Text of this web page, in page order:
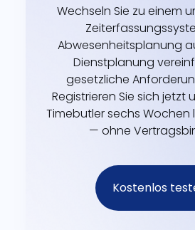
Wechseln Sie zu einem
Abwesenheitsplanung
Dienstplanung
gesetzliche
Registrieren Sie sich jetzt
Timebutler sechs Wochen
— ohne
Kostenlos